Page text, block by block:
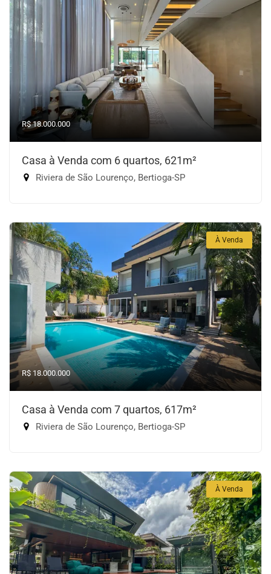
R$ 18.000.000
Casa à Venda com 6 quartos, 621m²
Riviera de São Lourenço, Bertioga-SP
À Venda
R$ 18.000.000
Casa à Venda com 7 quartos, 617m²
Riviera de São Lourenço, Bertioga-SP
À Venda